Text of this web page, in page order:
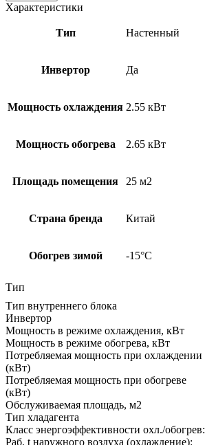
Характеристики
Тип Настенный
Инвертор Да
Мощность охлаждения 2.55 кВт
Мощность обогрева 2.65 кВт
Площадь помещения 25 м2
Страна бренда Китай
Обогрев зимой -15°С
Тип
Тип внутреннего блока
Инвертор
Мощность в режиме охлаждения, кВт
Мощность в режиме обогрева, кВт
Потребляемая мощность при охлаждении
(кВт)
Потребляемая мощность при обогреве
(кВт)
Обслуживаемая площадь, м2
Тип хладагента
Класс энергоэффективности охл./обогрев:
Раб. t наружного воздуха (охлаждение):